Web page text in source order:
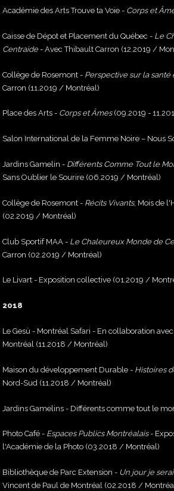
Académie des Arts Trouve ta Voie - Corps et
Caisse de Dépot et Placement du Québec - Le
Centraide- Avec Thibault Carron (12.2019 /
Collège de Rosemont - Perspective sur la santé
Carron (11.2019 / Montréal)
Place des Arts - Corps et Âmes(09.2019 -
Salon International de la Femme Noire – Nous
Jardins Gamelin - Différents Comme Tout le
Sans Oublier le Sourire (06.2019 / Montréal)
Collège de Rosemont - Récits Vivants, Mois de
(02.2019 / Montréal)
Club Sportif MAA - Le Chaleureux Monde de
Carron (02.2019 / Montréal)
Le Livart - Exposition collective (01.2019 /
2018
Le Gesù - Montréal Safari - En collaboration
Montréal (11.2018 / Montréal)
Maison du développement Durable - Histoires
Nord-Sud (11.2018 / Montréal)
Jardins Gamelins - Différents comme tout le
Photo Café - Espaces Publics Montréalais-
l'Académie de la Photo (03.2018 / Montréal)
Bibliothèque de Parc Extension - Un jour je
Vincent de Paul de Montréal (02.2018 /